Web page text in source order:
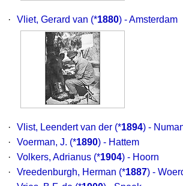
· Vliet, Gerard van (*1880) - Amsterdam
· Vlist, Leendert van der (*1894) -
·
Voerman, J. (*1890) - Hattem
·
Volkers, Adrianus (*1904) - Hoorn
·
Vreedenburgh, Herman (*1887) -